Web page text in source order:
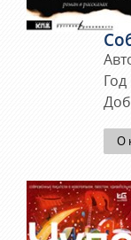
О